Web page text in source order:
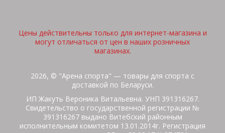
Цены действительны только для интернет-магазина и
могут отличаться от цен в наших розничных
магазинах.
2026, © "Арена спорта" — товары для спорта с
доставкой по Беларуси.
ИП Жакуть Вероника Витальевна. УНП 391316267.
Свидетельство о государственной регистрации №
391316267 выдано Витебский районным
исполнительным комитетом 13.01.2014г. Регистрация